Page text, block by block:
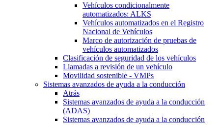
Vehículos condicionalmente
automatizados: ALKS
Vehículos automatizados en el Registro
Nacional de Vehículos
Marco de autorización de pruebas de
vehículos automatizados
Clasificación de seguridad de los vehículos
Llamadas a revisión de un vehículo
Movilidad sostenible - VMPs
Sistemas avanzados de ayuda a la conducción
Atrás
Sistemas avanzados de ayuda a la conducción
(ADAS)
Sistemas avanzados de ayuda a la conducción